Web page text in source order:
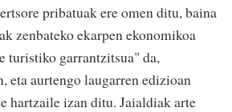
pribatuak ere omen ditu, baina
zenbateko ekarpen ekonomikoa
turistiko garrantzitsua" da,
eta aurtengo laugarren edizioan
hartzaile izan ditu. Jaialdiak arte